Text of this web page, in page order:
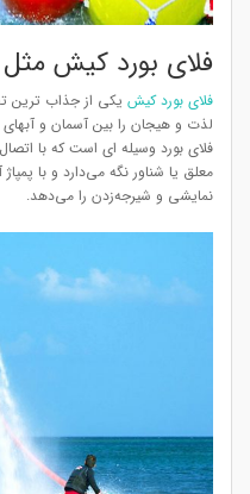
فلای بورد کیش
فلای بورد کیش یکی از جذاب ترین
لذت و هیجان را بین آسمان و
فلای بورد وسیله ای است که با
معلق یا شناور نگه می‌دارد و با
نمایشی و شیرجه‌زدن را می‌دهد.